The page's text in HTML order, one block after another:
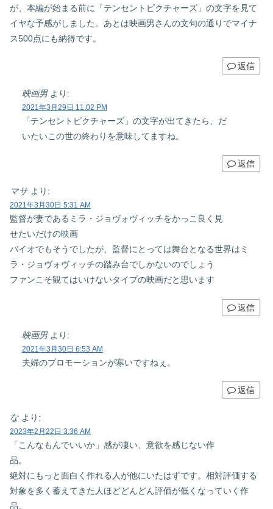
が、本編が始まる前に「テンセントピクチャーズ」の文字を見て
イヤな予感がしました。あとは映画男さんの文句の通りでマイナ
ス500点にも納得です。
返信
映画男 より:
2021年3月29日 11:02 PM
「テンセントピクチャーズ」の文字が出てきたら、だ
いたいこの世の終わりを意味してますね。
返信
マサ より:
2021年3月30日 5:31 AM
監督が妻であるミラ・ジョヴォヴィッチをかっこ良く見
せたいだけの映画
バイオでもそうでしたが、監督にとっては舞台となる世界はミ
ラ・ジョヴォヴィッチの踏み台でしかないのでしょう
ファンこそ観てはいけないタイプの映画だと思います
返信
映画男 より:
2021年3月30日 6:53 AM
夫婦のプロモーションが寒いですねぇ。
返信
な より:
2023年2月22日 3:36 AM
「こんなもんでいいか」感が凄い、意欲を感じない作
品。
絶対にもっと面白く作れる人が他にいたはずです。相対評価する
対象を多く蓄えてきた人ほどどんどん評価が低くなっていく作
品。